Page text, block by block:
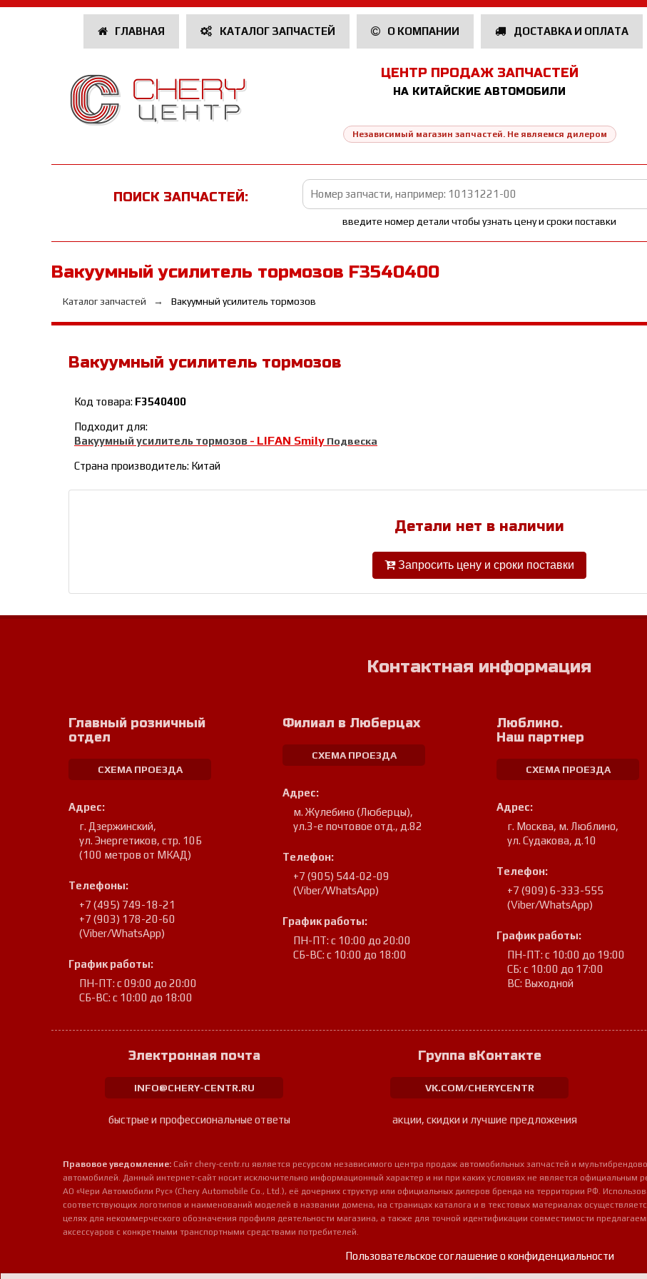
ГЛАВНАЯ КАТАЛОГ ЗАПЧАСТЕЙ О КОМПАНИИ ДОСТАВКА И ОПЛАТА
ЦЕНТР ПРОДАЖ ЗАПЧАСТЕЙ
НА КИТАЙСКИЕ АВТОМОБИЛИ
Независимый магазин запчастей. Не являемся дилером
ПОИСК ЗАПЧАСТЕЙ:
введите номер детали чтобы узнать цену и сроки поставки
Вакуумный усилитель тормозов F3540400
Каталог запчастей Вакуумный усилитель тормозов
Вакуумный усилитель тормозов
Код товара: F3540400
Подходит для:
Вакуумный усилитель тормозов - LIFAN Smily Подвеска
Страна производитель: Китай
Детали нет в наличии
Запросить цену и сроки поставки
Контактная информация
Главный розничный
отдел
СХЕМА ПРОЕЗДА
Адрес:
г. Дзержинский,
ул. Энергетиков, стр. 10Б
(100 метров от МКАД)
Телефоны:
+7 (495) 749-18-21
+7 (903) 178-20-60
(Viber/WhatsApp)
График работы:
ПН-ПТ: с 09:00 до 20:00
СБ-ВС: с 10:00 до 18:00
Филиал в Люберцах
СХЕМА ПРОЕЗДА
Адрес:
м. Жулебино (Люберцы),
ул.3-е почтовое отд., д.82
Телефон:
+7 (905) 544-02-09
(Viber/WhatsApp)
График работы:
ПН-ПТ: с 10:00 до 20:00
СБ-ВС: с 10:00 до 18:00
Люблино.
Наш партнер
СХЕМА ПРОЕЗДА
Адрес:
г. Москва, м. Люблино,
ул. Судакова, д.10
Телефон:
+7 (909) 6-333-555
(Viber/WhatsApp)
График работы:
ПН-ПТ: с 10:00 до 19:00
СБ: с 10:00 до 17:00
ВС: Выходной
Электронная почта
INFO@CHERY-CENTR.RU
быстрые и профессиональные ответы
Группа вКонтакте
VK.COM/CHERYCENTR
акции, скидки и лучшие предложения
Правовое уведомление: Сайт chery-centr.ru является ресурсом независимого центра продаж автомобильных запчастей и
автомобилей. Данный интернет-сайт носит исключительно информационный характер и ни при каких условиях не является официальным
АО «Чери Автомобили Рус» (Chery Automobile Co., Ltd.), её дочерних структур или официальных дилеров бренда на территории РФ.
соответствующих логотипов и наименований моделей в названии домена, на страницах каталога и в текстовых материалах
целях для некоммерческого обозначения профиля деятельности магазина, а также для точной идентификации совместимости
аксессуаров с конкретными транспортными средствами потребителей.
Пользовательское соглашение о конфиденциальности